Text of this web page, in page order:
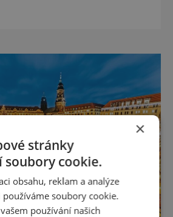
zve na stálou expozici
Brauna nejen z Kuksu.
socha loutkou představuje
loutek řezbáře a scénog
×
stránky
soubory cookie.
obsahu, reklam a analýze
používáme soubory cookie.
používání našich